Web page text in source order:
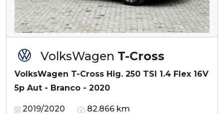
VolksWagen T-Cross
VolksWagen T-Cross Hig. 250 TSI 1.4 Flex 16V
5p Aut - Branco - 2020
2019/2020 82.866 km